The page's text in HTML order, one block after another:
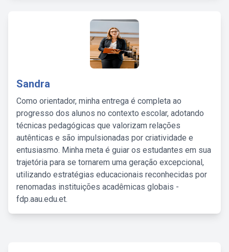
Sandra
Como orientador, minha entrega é completa ao
progresso dos alunos no contexto escolar, adotando
técnicas pedagógicas que valorizam relações
autênticas e são impulsionadas por criatividade e
entusiasmo. Minha meta é guiar os estudantes em sua
trajetória para se tornarem uma geração excepcional,
utilizando estratégias educacionais reconhecidas por
renomadas instituições acadêmicas globais -
fdp.aau.edu.et.